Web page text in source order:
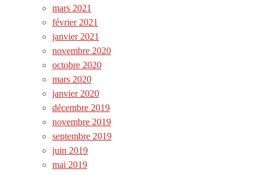
mars 2021
février 2021
janvier 2021
novembre 2020
octobre 2020
mars 2020
janvier 2020
décembre 2019
novembre 2019
septembre 2019
juin 2019
mai 2019